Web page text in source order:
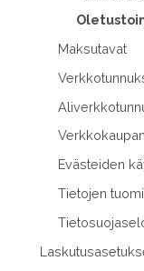
Maksutavat
Evästeiden
Tietojen